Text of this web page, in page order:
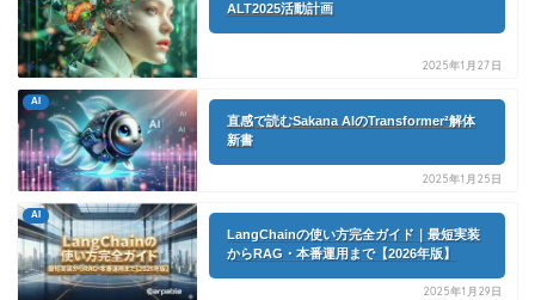
ALT2025活動計画
2025年1月27日
AI
直感で読むSakana AIのTransformer²解体
新書
2025年1月25日
AI
LangChainの使い方完全ガイド｜最短実装
からRAG・本番運用まで【2026年版】
2025年1月29日